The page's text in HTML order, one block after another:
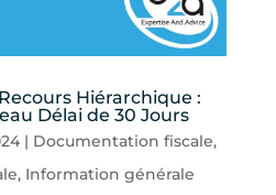
Hiérarchique :
Délai de 30 Jours
| Documentation fiscale,
, Information générale